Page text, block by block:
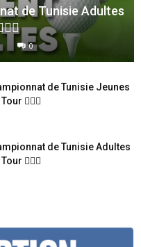
de Tunisie Adultes
0
de Tunisie Jeunes
🏌🏻‍♂️
de Tunisie Adultes
🏌🏻‍♂️